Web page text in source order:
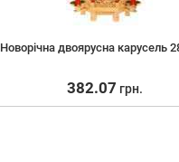
Новорічна двоярусна карусель
382.07 грн.